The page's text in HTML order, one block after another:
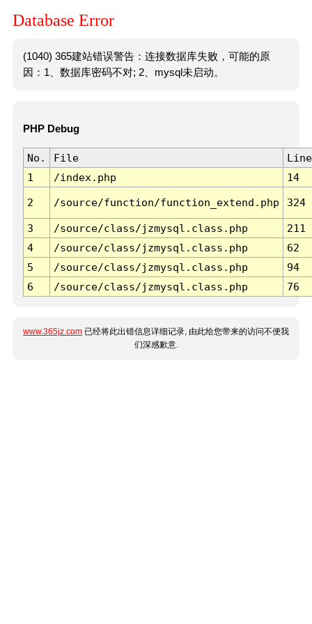
Database Error
(1040) 365建站错误警告：连接数据库失败，可能的原
因：1、数据库密码不对; 2、mysql未启动。
PHP Debug
No. File
Line
1
/index.php 14
2 /source/function/function_extend.php 324
3 /source/class/jzmysql.class.php
211
4
/source/class/jzmysql.class.php
62
5
/source/class/jzmysql.class.php
94
6
/source/class/jzmysql.class.php 76
www.365jz.com 已经将此出错信息详细记录, 由此给您带来的访问不便我
们深感歉意.